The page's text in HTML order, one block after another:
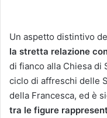
Un aspetto distintivo
la stretta relazione
di fianco alla Chiesa di
ciclo di affreschi delle
della Francesca, ed è
tra le figure